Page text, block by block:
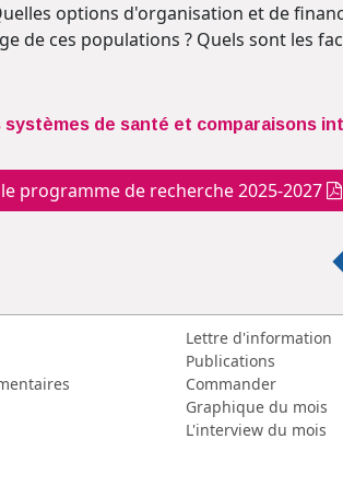
options d'organisation et de
de ces populations ? Quels sont les
systèmes de santé et comparaisons
programme de recherche 2025-2027
Lettre d'information
Publications
Commander
Graphique du mois
L'interview du mois